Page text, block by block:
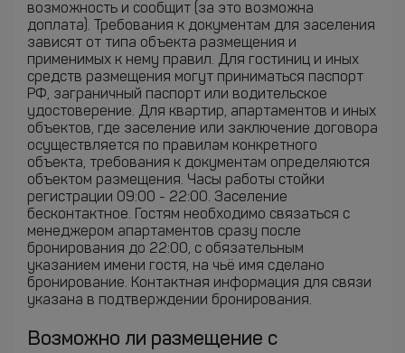
возможность и сообщит (за это возможна
доплата). Требования к документам для заселения
зависят от типа объекта размещения и
применимых к нему правил. Для гостиниц и иных
средств размещения могут приниматься паспорт
РФ, заграничный паспорт или водительское
удостоверение. Для квартир, апартаментов и иных
объектов, где заселение или заключение договора
осуществляется по правилам конкретного
объекта, требования к документам определяются
объектом размещения. Часы работы стойки
регистрации 09:00 - 22:00. Заселение
бесконтактное. Гостям необходимо связаться с
менеджером апартаментов сразу после
бронирования до 22:00, с обязательным
указанием имени гостя, на чьё имя сделано
бронирование. Контактная информация для связи
указана в подтверждении бронирования.
Возможно ли размещение с